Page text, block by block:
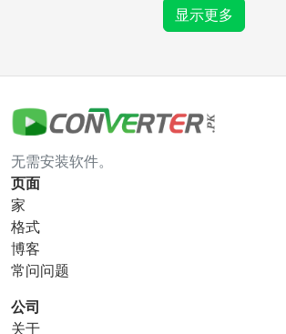
gif 转换器
gif 到 bmp
gif 到 ico
gif 到 tga
显示更多
无需安装软件。
页面
家
格式
博客
常问问题
公司
关于